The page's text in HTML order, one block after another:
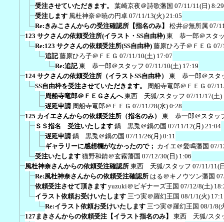
受注させていただきます。
葉崎京夜＠詩歌藩国 07/11/11(日) 8:29
受注します 風杜神奈＠暁の円卓 07/11/13(火) 21:05
Re:きみこさんからの受注確認所【指名のみ】
松井@無所属 07/
123 サクさんの依頼受注所(イラスト・SS自由枠) 東 恭一郎＠スタ
Re:123 サクさんの依頼受注所(SS自由枠) 藤原ひろ子＠ＦＥＧ 07/
追記 藤原ひろ子＠ＦＥＧ 07/11/10(土) 17:07
Re:追記 東 恭一郎＠スタッフ 07/11/10(土) 17:19
124 サクさんの依頼受注所（イラストSS自由枠）
東 恭一郎＠スタ
SS自由枠を受注させていただきます。
周船寺竜郎＠ＦＥＧ 07/
周船寺竜郎＠ＦＥＧさんへ 東西 天狐/スタッフ 07/11/17(土)
遅延申請 周船寺竜郎＠ＦＥＧ 07/11/28(水) 0:28
125 カイエさんからの依頼受注所（指名のみ）
東 恭一郎＠スタッ
ＳＳ指名 受注いたします 鍋 黒兎＠鍋の国 07/11/12(月) 21:04
遅延申請 鍋 黒兎＠鍋の国 07/11/26(月) 0:11
ギャラリーに感想欄がなかったので； カイエ＠愛鳴藩国 07/
受注いたします 猫野和錆＠玄霧藩国 07/12/30(日) 1:06
風杜神奈さんからの依頼受注確認所 東西 天狐/スタッフ 07/11/11(
Re:風杜神奈さんからの依頼受注確認所 はる＠キノウツン藩国
依頼受注させて頂きます yuzuki＠ビギナーズ王国 07/12/8(土)
イラスト依頼お受けいたします 三つ実＠羅幻王国 08/1/1(火)
Re:イラスト依頼お受けいたします 三つ実＠羅幻王国 08/1/8(
127まきさんからの依頼受注【イラスト指名のみ】
東西 天狐/スタ